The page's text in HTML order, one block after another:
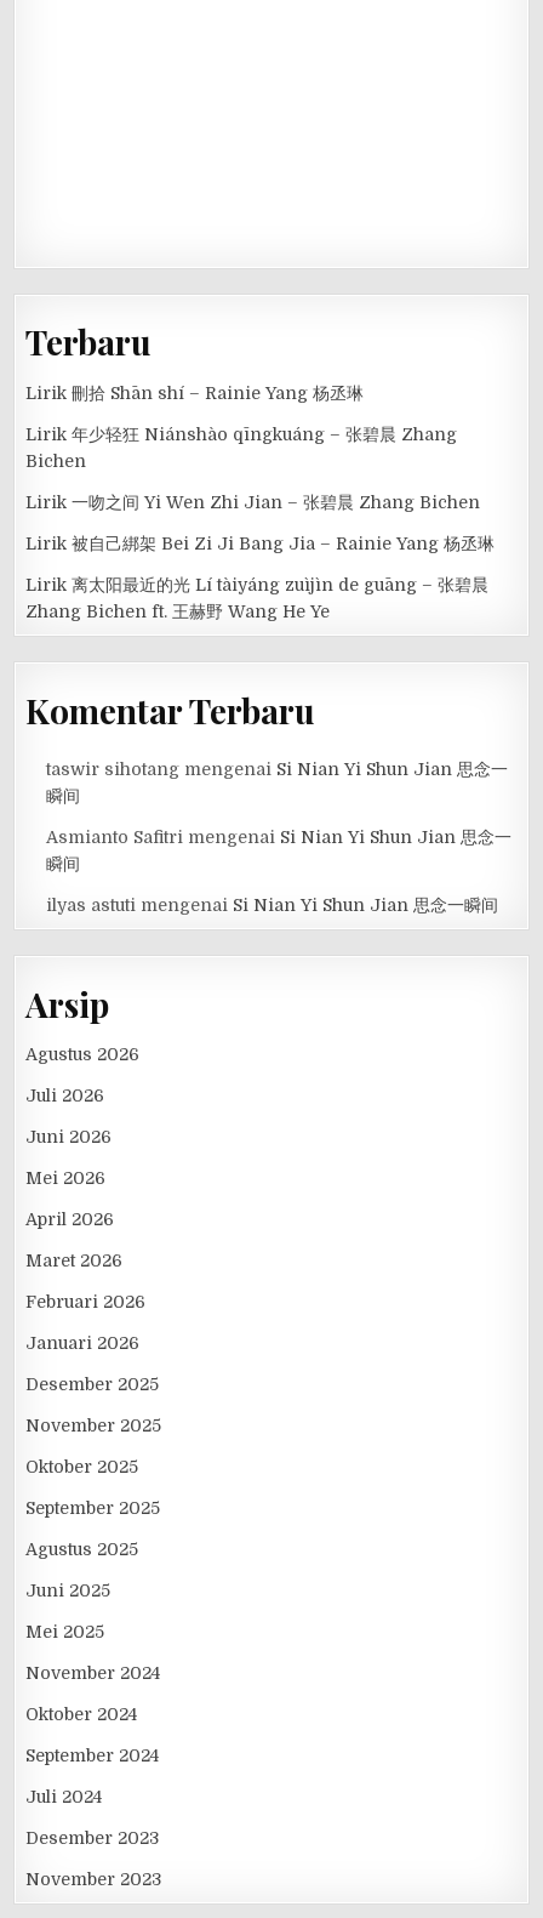
Terbaru
Lirik 刪拾 Shān shí – Rainie Yang 杨丞琳
Lirik 年少轻狂 Niánshào qīngkuáng – 张碧晨 Zhang
Bichen
Lirik 一吻之间 Yi Wen Zhi Jian – 张碧晨 Zhang Bichen
Lirik 被自己綁架 Bei Zi Ji Bang Jia – Rainie Yang 杨丞琳
Lirik 离太阳最近的光 Lí tàiyáng zuìjìn de guāng – 张碧晨
Zhang Bichen ft. 王赫野 Wang He Ye
Komentar Terbaru
taswir sihotang mengenai Si Nian Yi Shun Jian 思念一
瞬间
Asmianto Safitri mengenai Si Nian Yi Shun Jian 思念一
瞬间
ilyas astuti mengenai Si Nian Yi Shun Jian 思念一瞬间
Arsip
Agustus 2026
Juli 2026
Juni 2026
Mei 2026
April 2026
Maret 2026
Februari 2026
Januari 2026
Desember 2025
November 2025
Oktober 2025
September 2025
Agustus 2025
Juni 2025
Mei 2025
November 2024
Oktober 2024
September 2024
Juli 2024
Desember 2023
November 2023